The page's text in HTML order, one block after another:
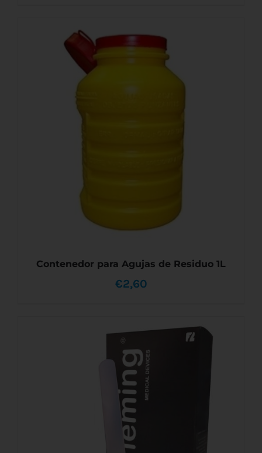
AÑADIR AL CARRITO DETALLES
AÑADIR AL CARRITO /
Contenedor para Agujas de Residuo 1L
€2,60